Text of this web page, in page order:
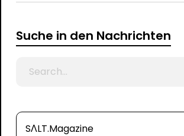
Suche in den Nachrichten
SΛLT.Magazine